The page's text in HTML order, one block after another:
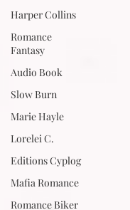
Harper Collins
Romance
Fantasy
Audio Book
Slow Burn
Marie Hayle
Lorelei C.
Editions Cyplog
Mafia Romance
Romance Biker